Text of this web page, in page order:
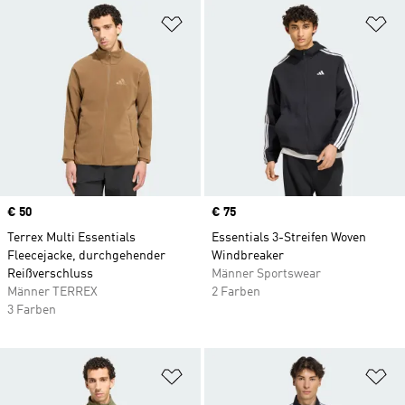
Zur Wunschliste hinzufügen
Price
€ 50
Terrex Multi Essentials
Fleecejacke, durchgehender
Reißverschluss
Männer TERREX
3 Farben
Price
€ 75
Essentials 3-Streifen Woven
Windbreaker
Männer Sportswear
2 Farben
Zur Wunschliste hinzufügen